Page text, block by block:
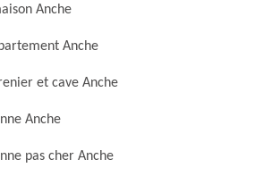
Anche
Anche
et cave Anche
Anche
pas cher Anche